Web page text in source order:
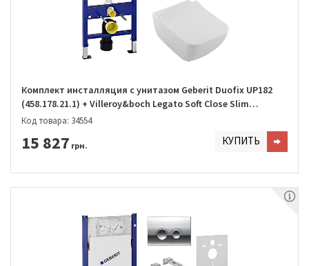
Комплект инсталляция с унитазом Geberit Duofix UP182
(458.178.21.1) + Villeroy&boch Legato Soft Close Slim
DirectFlush (5663RS01)
Код товара: 34554
15 827 грн. КУПИТЬ